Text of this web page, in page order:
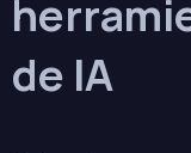
de IA